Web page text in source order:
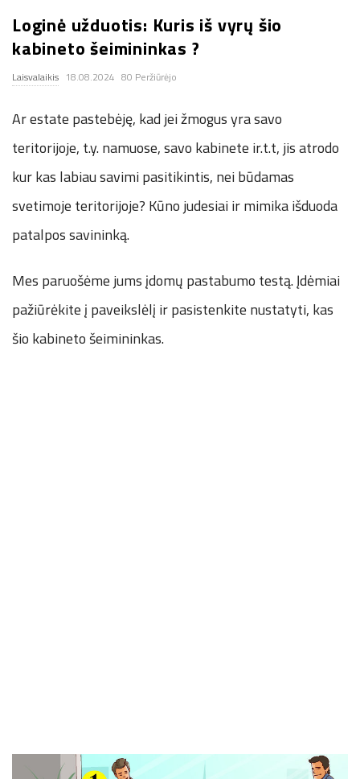
.
c
o
.
u
k
Loginė užduotis: Kuris iš vyrų šio
kabineto šeimininkas ?
Laisvalaikis 18.08.2024 80 Peržiūrėjo
Ar estate pastebėję, kad jei žmogus yra savo
teritorijoje, t.y. namuose, savo kabinete ir.t.t, jis atrodo
kur kas labiau savimi pasitikintis, nei būdamas
svetimoje teritorijoje? Kūno judesiai ir mimika išduoda
patalpos savininką.
Mes paruošėme jums įdomų pastabumo testą. Įdėmiai
pažiūrėkite į paveikslėlį ir pasistenkite nustatyti, kas
šio kabineto šeimininkas.